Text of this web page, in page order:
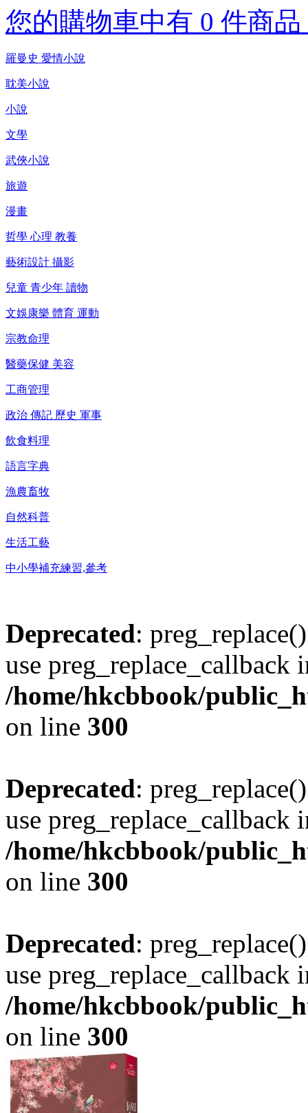
您的購物車中有 0 件商
羅曼史 愛情小說
耽美小說
小說
文學
武俠小說
旅遊
漫畫
哲學 心理 教養
藝術設計 攝影
兒童 青少年 讀物
文娛康樂 體育 運動
宗教命理
醫藥保健 美容
工商管理
政治 傳記 歷史 軍事
飲食料理
語言字典
漁農畜牧
自然科普
生活工藝
中小學補充練習,參考
Deprecated:
use preg_replace_callback
/home/hkcbbook/
on line 300
Deprecated:
use preg_replace_callback
/home/hkcbbook/
on line 300
Deprecated:
use preg_replace_callback
/home/hkcbbook/
on line 300